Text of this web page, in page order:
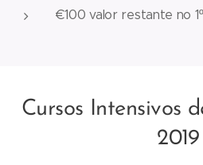
€100 valor restante no
Cursos Intensivos
2019